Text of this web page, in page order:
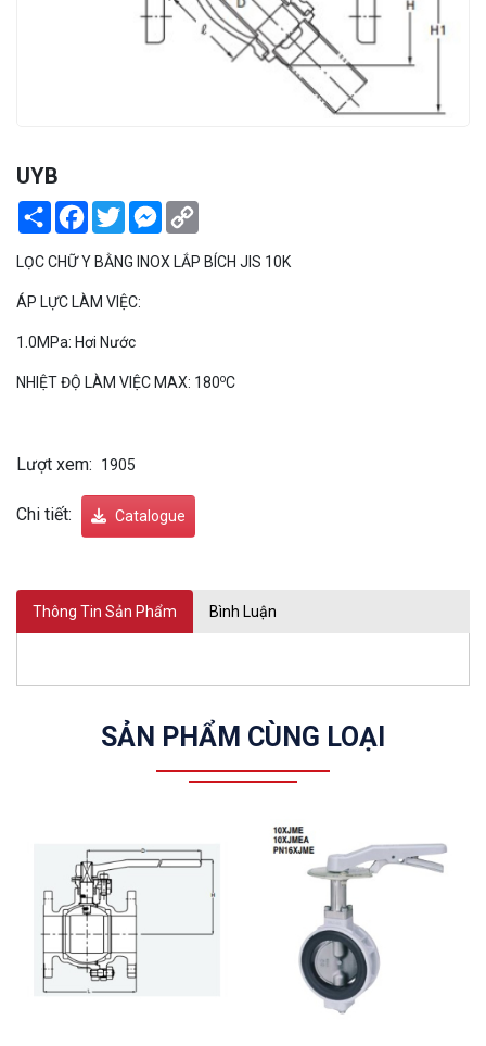
UYB
Share Facebook
TwitterMessenger
LỌC CHỮ Y BẰNG INOX LẮP BÍCH JIS 10K
ÁP LỰC LÀM VIỆC:
1.0MPa: Hơi Nước
NHIỆT ĐỘ LÀM VIỆC MAX: 180oC
Lượt xem: 1905
Chi tiết: Catalogue
Thông Tin Sản Phẩm Bình Luận
SẢN PHẨM CÙNG LOẠI